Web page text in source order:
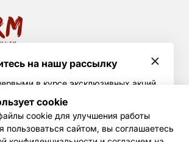
Челябинск, Свердловский тракт,
данных
Не Агентство
на нашу рассылку
в курсе эксклюзивных акций
условияполитики
cookie
cookie для улучшения работы
пользоваться сайтом, вы соглашаетесь